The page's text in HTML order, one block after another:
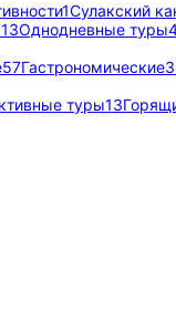
1Сулакский
13Однодневные туры
57Гастрономические
туры13